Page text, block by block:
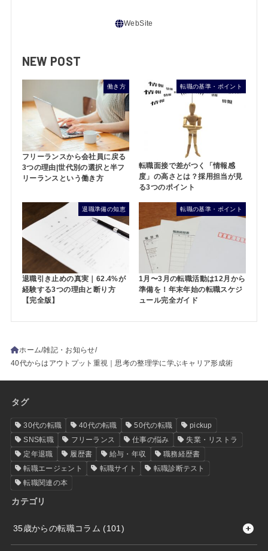
NEW POST
働き方
フリーランスから会社員に戻る
3つの理由|世代別の選択と半フ
リーランスという働き方
転職の基準・ポイント
転職面接で差がつく「情報感
度」の高さとは？採用担当が見
る3つのポイント
退職準備の知恵
退職引き止めの真実｜62.4%が
経験する3つの理由と断り方
【完全版】
転職の基準・ポイント
1月〜3月の転職活動は12月から
準備を！年末年始の転職スケジ
ュール完全ガイド
ホーム 雑記・お知らせ
40代からはアウトプット重視｜思考の整理学に学ぶキャリア形成術
タグ
30代の転職 40代の転職 50代の転職
pickup
SNS転職
フリーランス 仕事の悩み
失業・リストラ
定年退職
履歴書 給与・年収
職務経歴書
転職エージェント
転職サイト
転職診断テスト
転職関連の本
カテゴリ
35歳からの転職コラム (101)